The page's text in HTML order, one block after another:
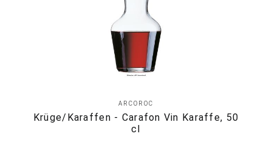
ARCOROC
Krüge/Karaffen - Carafon Vin Karaffe, 50
cl